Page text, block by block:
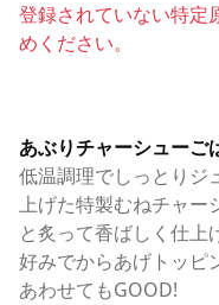
登録されていない特定
めください。
あぶりチャーシューご
低温調理でしっとりジ
上げた特製むねチャー
と炙って香ばしく仕上
好みでからあげトッピ
あわせてもGOOD!